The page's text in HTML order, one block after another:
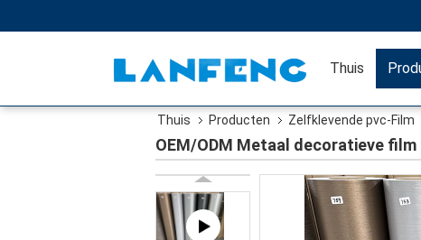
Thuis
Thuis Producten Zelfklevende pvc-Film
OEM/ODM Metaal decoratieve